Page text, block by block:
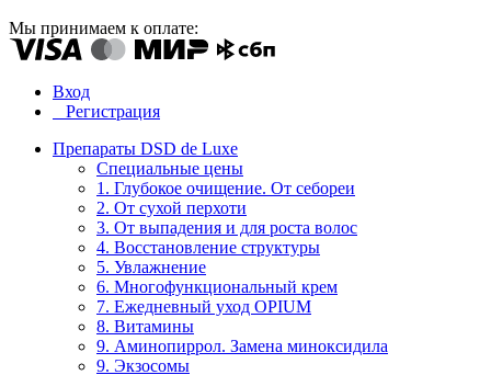
Мы принимаем к оплате:
Вход
Регистрация
Препараты DSD de Luxe
Специальные цены
1. Глубокое очищение. От себореи
2. От сухой перхоти
3. От выпадения и для роста волос
4. Восстановление структуры
5. Увлажнение
6. Многофункциональный крем
7. Ежедневный уход OPIUM
8. Витамины
9. Аминопиррол. Замена миноксидила
9. Экзосомы